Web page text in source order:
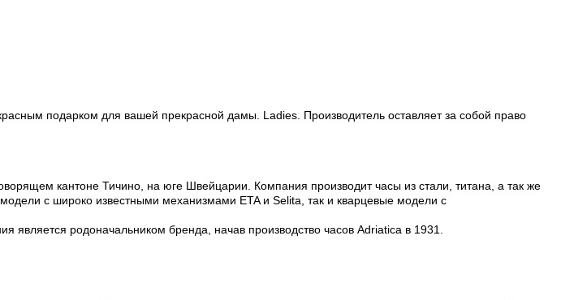
подарком для вашей прекрасной дамы. Ladies. Производитель оставляет за собой право
кантоне Тичино, на юге Швейцарии. Компания производит часы из стали, титана, а так же
с широко известными механизмами ETA и Selita, так и кварцевые модели с
является родоначальником бренда, начав производство часов Adriatica в 1931.